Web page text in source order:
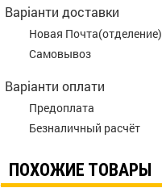
Варіанти доставки
Новая Почта(отделение)
Самовывоз
Варіанти оплати
Предоплата
Безналичный расчёт
ПОХОЖИЕ ТОВАРЫ